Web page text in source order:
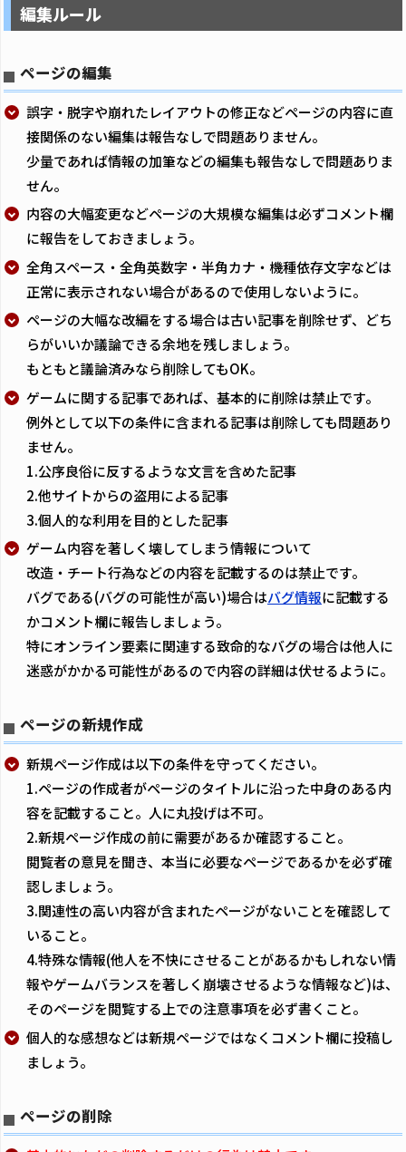
編集ルール
ページの編集
誤字・脱字や崩れたレイアウトの修正などページの内容に直
接関係のない編集は報告なしで問題ありません。
少量であれば情報の加筆などの編集も報告なしで問題ありま
せん。
内容の大幅変更などページの大規模な編集は必ずコメント欄
に報告をしておきましょう。
全角スペース・全角英数字・半角カナ・機種依存文字などは
正常に表示されない場合があるので使用しないように。
ページの大幅な改編をする場合は古い記事を削除せず、どち
らがいいか議論できる余地を残しましょう。
もともと議論済みなら削除してもOK。
ゲームに関する記事であれば、基本的に削除は禁止です。
例外として以下の条件に含まれる記事は削除しても問題あり
ません。
1.公序良俗に反するような文言を含めた記事
2.他サイトからの盗用による記事
3.個人的な利用を目的とした記事
ゲーム内容を著しく壊してしまう情報について
改造・チート行為などの内容を記載するのは禁止です。
バグである(バグの可能性が高い)場合はバグ情報に記載する
かコメント欄に報告しましょう。
特にオンライン要素に関連する致命的なバグの場合は他人に
迷惑がかかる可能性があるので内容の詳細は伏せるように。
ページの新規作成
新規ページ作成は以下の条件を守ってください。
1.ページの作成者がページのタイトルに沿った中身のある内
容を記載すること。人に丸投げは不可。
2.新規ページ作成の前に需要があるか確認すること。
閲覧者の意見を聞き、本当に必要なページであるかを必ず確
認しましょう。
3.関連性の高い内容が含まれたページがないことを確認して
いること。
4.特殊な情報(他人を不快にさせることがあるかもしれない情
報やゲームバランスを著しく崩壊させるような情報など)は、
そのページを閲覧する上での注意事項を必ず書くこと。
個人的な感想などは新規ページではなくコメント欄に投稿し
ましょう。
ページの削除